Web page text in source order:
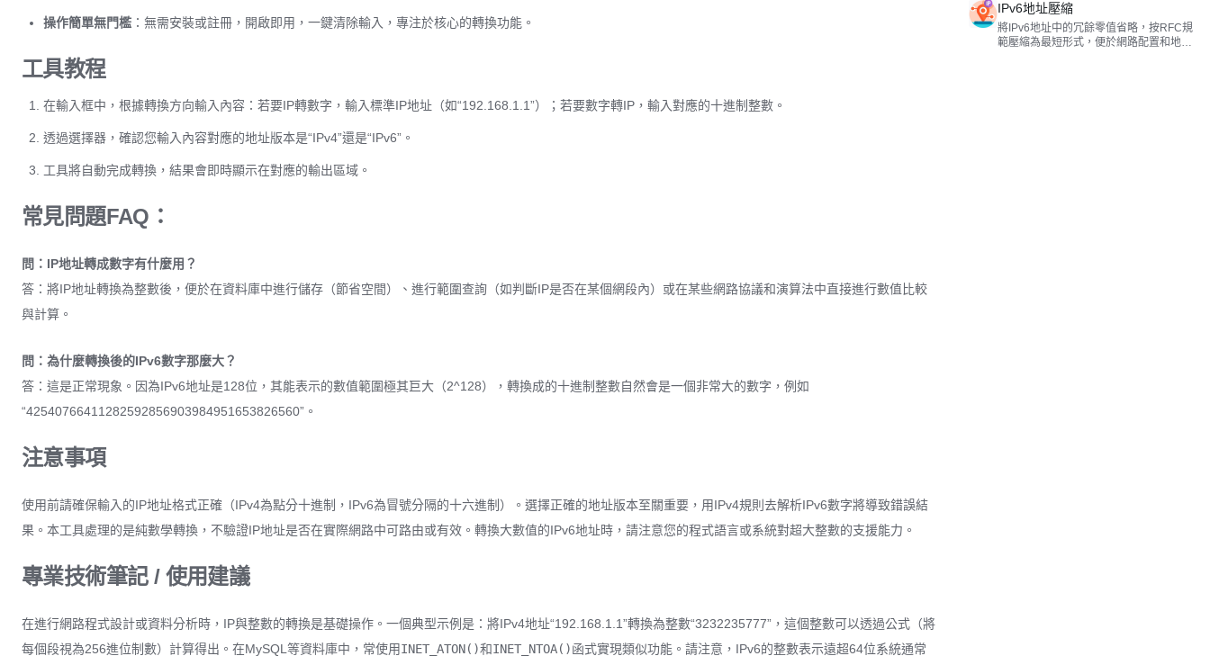
操作簡單無門檻 ：無需安裝或註冊，開啟即用，一鍵清除輸入，專注於核心的轉換功能。
工具教程
在輸入框中，根據轉換方向輸入內容：若要IP轉數字，輸入標準IP地址（如“192.168.1.1”）；若要數字轉IP，輸入對應的十進制整數。
透過選擇器，確認您輸入內容對應的地址版本是“IPv4”還是“IPv6”。
工具將自動完成轉換，結果會即時顯示在對應的輸出區域。
常見問題FAQ：
問：IP地址轉成數字有什麼用？
答：將IP地址轉換為整數後，便於在資料庫中進行儲存（節省空間）、進行範圍查詢（如判斷IP是否在某個網段內）或在某些網路協議和演算法中直接進行數值比較
與計算。
問：為什麼轉換後的IPv6數字那麼大？
答：這是正常現象。因為IPv6地址是128位，其能表示的數值範圍極其巨大（2^128），轉換成的十進制整數自然會是一個非常大的數字，例如
“42540766411282592856903984951653826560”。
注意事項
使用前請確保輸入的IP地址格式正確（IPv4為點分十進制，IPv6為冒號分隔的十六進制）。選擇正確的地址版本至關重要，用IPv4規則去解析IPv6數字將導致錯誤結
果。本工具處理的是純數學轉換，不驗證IP地址是否在實際網路中可路由或有效。轉換大數值的IPv6地址時，請注意您的程式語言或系統對超大整數的支援能力。
專業技術筆記 / 使用建議
在進行網路程式設計或資料分析時，IP與整數的轉換是基礎操作。一個典型示例是：將IPv4地址“192.168.1.1”轉換為整數“3232235777”，這個整數可以透過公式（將
每個段視為256進位制數）計算得出。在MySQL等資料庫中，常使用INET_ATON()和INET_NTOA()函式實現類似功能。請注意，IPv6的整數表示遠超64位系統通常
IPv6地址壓縮
將IPv6地址中的冗餘零值省略，按RFC規
範壓縮為最短形式，便於網路配置和地址